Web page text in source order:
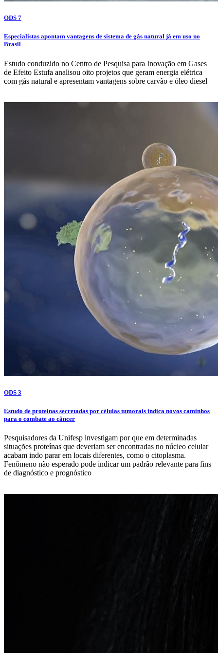
ODS 7
Especialistas apontam vantagens de sistema de gás natural já em uso no
Brasil
Estudo conduzido no Centro de Pesquisa para Inovação em Gases
de Efeito Estufa analisou oito projetos que geram energia elétrica
com gás natural e apresentam vantagens sobre carvão e óleo diesel
ODS 3
Estudo de proteínas secretadas por células tumorais indica novos caminhos
para o combate ao câncer
Pesquisadores da Unifesp investigam por que em determinadas
situações proteínas que deveriam ser encontradas no núcleo celular
acabam indo parar em locais diferentes, como o citoplasma.
Fenômeno não esperado pode indicar um padrão relevante para fins
de diagnóstico e prognóstico